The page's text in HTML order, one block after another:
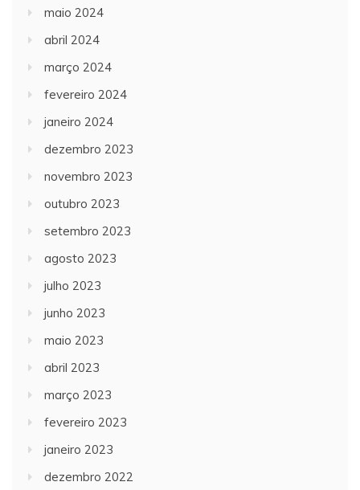
maio 2024
abril 2024
março 2024
fevereiro 2024
janeiro 2024
dezembro 2023
novembro 2023
outubro 2023
setembro 2023
agosto 2023
julho 2023
junho 2023
maio 2023
abril 2023
março 2023
fevereiro 2023
janeiro 2023
dezembro 2022